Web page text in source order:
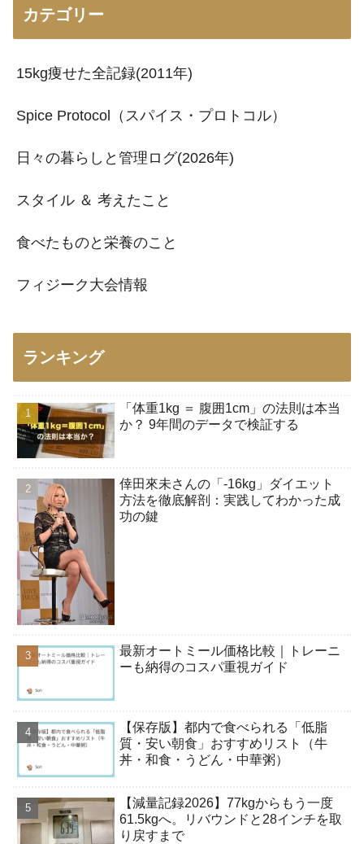
カテゴリー
15kg痩せた全記録(2011年)
Spice Protocol（スパイス・プロトコル）
日々の暮らしと管理ログ(2026年)
スタイル ＆ 考えたこと
食べたものと栄養のこと
フィジーク大会情報
ランキング
「体重1kg ＝ 腹囲1cm」の法則は本当
か？ 9年間のデータで検証する
倖田來未さんの「-16kg」ダイエット
方法を徹底解剖：実践してわかった成
功の鍵
最新オートミール価格比較｜トレーニ
ーも納得のコスパ重視ガイド
【保存版】都内で食べられる「低脂
質・安い朝食」おすすめリスト（牛
丼・和食・うどん・中華粥）
【減量記録2026】77kgからもう一度
61.5kgへ。リバウンドと28インチを取
り戻すまで